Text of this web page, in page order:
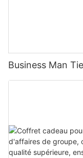
Business Man